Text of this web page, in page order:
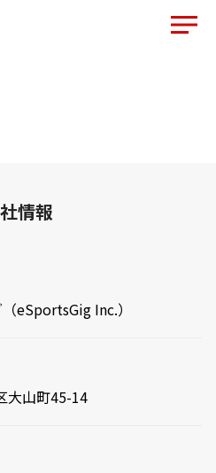
情報
eSportsGig Inc.）
大山町45-14